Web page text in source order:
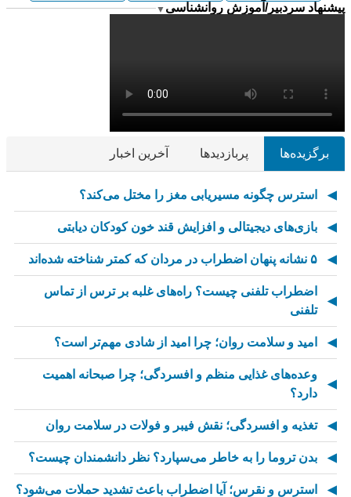
پیشنهاد سردبیر/آموزش روانشناسی ▼
برگزیده‌ها پربازدیدها آخرین اخبار
استرس چگونه مسیریابی مغز را مختل می‌کند؟
بازی‌های دیجیتالی و افزایش قند خون کودکان دیابتی
۵ نشانه پنهان اضطراب در مردان که کمتر شناخته شده‌اند
اضطراب تلفنی چیست؟ راه‌های غلبه بر ترس از تماس
تلفنی
امید و سلامت روان؛ چرا امید از شادی مهم‌تر است؟
وعده‌های غذایی منظم و افسردگی؛ چرا صبحانه اهمیت
دارد؟
تغذیه و افسردگی؛ نقش فیبر و فولات در سلامت روان
بدن تروما را به خاطر می‌سپارد؟ نظر دانشمندان چیست؟
استرس و نقرس؛ آیا اضطراب باعث تشدید حملات می‌شود؟